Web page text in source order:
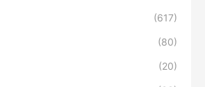
(617)
(80)
(20)